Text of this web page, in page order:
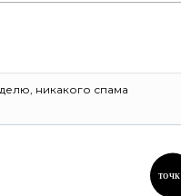
никакого спама
ТОЧК